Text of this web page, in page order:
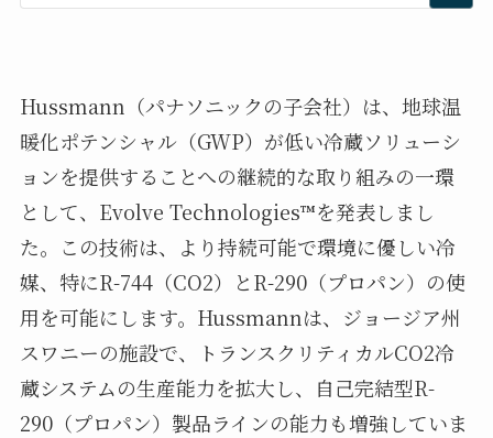
Hussmann（パナソニックの子会社）は、地球温
暖化ポテンシャル（GWP）が低い冷蔵ソリューシ
ョンを提供することへの継続的な取り組みの一環
として、Evolve Technologies™を発表しまし
た。この技術は、より持続可能で環境に優しい冷
媒、特にR-744（CO2）とR-290（プロパン）の使
用を可能にします。Hussmannは、ジョージア州
スワニーの施設で、トランスクリティカルCO2冷
蔵システムの生産能力を拡大し、自己完結型R-
290（プロパン）製品ラインの能力も増強していま